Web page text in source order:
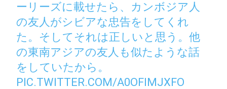
ーリーズに載せたら、カンボジア人
の友人がシビアな忠告をしてくれ
た。そしてそれは正しいと思う。他
の東南アジアの友人も似たような話
をしていたから。
PIC.TWITTER.COM/A0OFIMJXFO